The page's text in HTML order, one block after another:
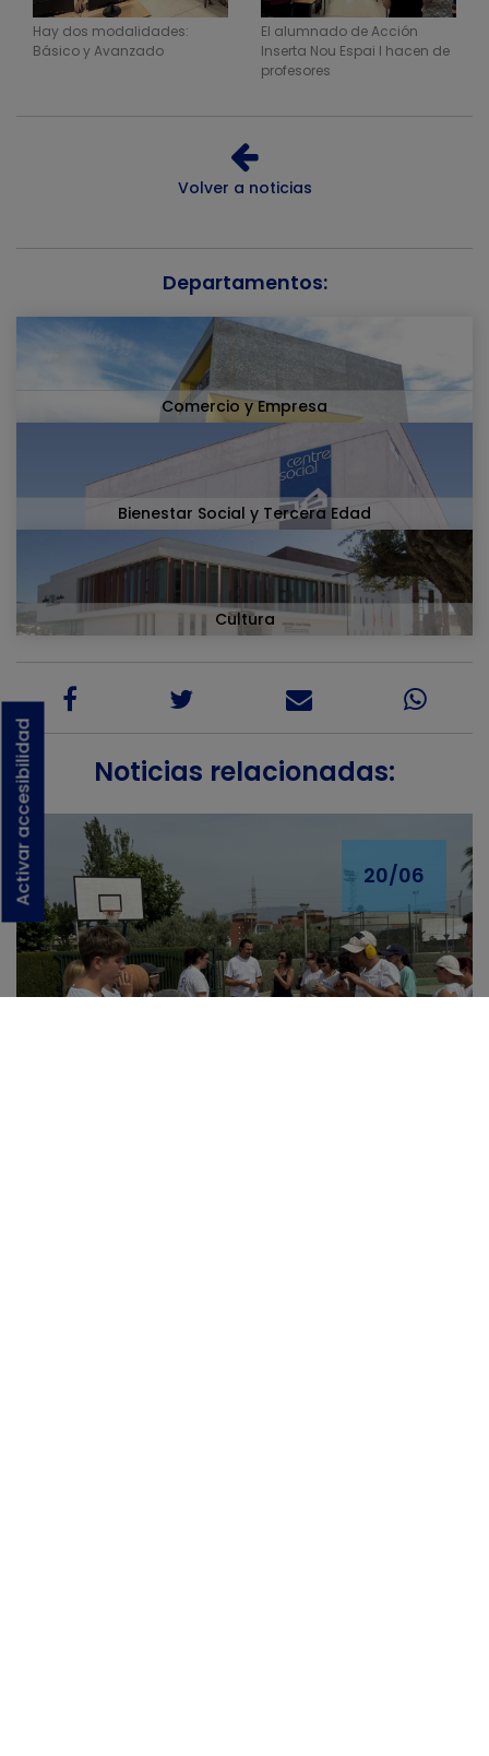
Activar accesibilidad
Hay dos modalidades:
Básico y Avanzado
El alumnado de Acción
Inserta Nou Espai I hacen de
profesores
Volver a noticias
Departamentos:
Comercio y Empresa
Bienestar Social y Tercera Edad
Cultura
Noticias relacionadas:
20/06